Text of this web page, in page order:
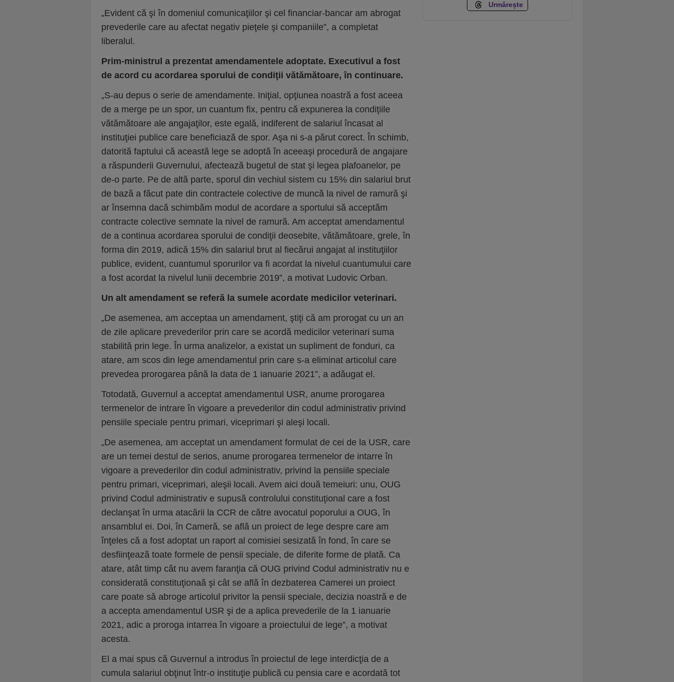
„Evident că şi în domeniul comunicaţiilor şi cel financiar-bancar am abrogat
prevederile care au afectat negativ pieţele şi companiile”, a completat
liberalul.
Prim-ministrul a prezentat amendamentele adoptate. Executivul a fost
de acord cu acordarea sporului de condiţii vătămătoare, în continuare.
„S-au depus o serie de amendamente. Iniţial, opţiunea noastră a fost aceea
de a merge pe un spor, un cuantum fix, pentru că expunerea la condiţiile
vătămătoare ale angajaţilor, este egală, indiferent de salariul încasat al
instituţiei publice care beneficiază de spor. Aşa ni s-a părut corect. În schimb,
datorită faptului că această lege se adoptă în aceeaşi procedură de angajare
a răspunderii Guvernului, afectează bugetul de stat şi legea plafoanelor, pe
de-o parte. Pe de altă parte, sporul din vechiul sistem cu 15% din salariul brut
de bază a făcut pate din contractele colective de muncă la nivel de ramură şi
ar însemna dacă schimbăm modul de acordare a sportului să acceptăm
contracte colective semnate la nivel de ramură. Am acceptat amendamentul
de a continua acordarea sporului de condiţii deosebite, vătămătoare, grele, în
forma din 2019, adică 15% din salariul brut al fiecărui angajat al instituţiilor
publice, evident, cuantumul sporurilor va fi acordat la nivelul cuantumului care
a fost acordat la nivelul lunii decembrie 2019”, a motivat Ludovic Orban.
Un alt amendament se referă la sumele acordate medicilor veterinari.
„De asemenea, am acceptaa un amendament, ştiţi că am prorogat cu un an
de zile aplicare prevederilor prin care se acordă medicilor veterinari suma
stabilită prin lege. În urma analizelor, a existat un supliment de fonduri, ca
atare, am scos din lege amendamentul prin care s-a eliminat articolul care
prevedea prorogarea până la data de 1 ianuarie 2021”, a adăugat el.
Totodată, Guvernul a acceptat amendamentul USR, anume prorogarea
termenelor de intrare în vigoare a prevederilor din codul administrativ privind
pensiile speciale pentru primari, viceprimari şi aleşi locali.
„De asemenea, am acceptat un amendament formulat de cei de la USR, care
are un temei destul de serios, anume prorogarea termenelor de intarre în
vigoare a prevederilor din codul administrativ, privind la pensiile speciale
pentru primari, viceprimari, aleşii locali. Avem aici două temeiuri: unu, OUG
privind Codul administrativ e supusă controlului constituţional care a fost
declanşat în urma atacării la CCR de către avocatul poporului a OUG, în
ansamblul ei. Doi, în Cameră, se află un proiect de lege despre care am
înţeles că a fost adoptat un raport al comisiei sesizată în fond, în care se
desfiinţează toate formele de pensii speciale, de diferite forme de plată. Ca
atare, atât timp cât nu avem faranţia că OUG privind Codul administrativ nu e
considerată constituţionaă şi cât se află în dezbaterea Camerei un proiect
care poate să abroge articolul privitor la pensii speciale, decizia noastră e de
a accepta amendamentul USR şi de a aplica prevederile de la 1 ianuarie
2021, adic a proroga intarrea în vigoare a proiectului de lege”, a motivat
acesta.
El a mai spus că Guvernul a introdus în proiectul de lege interdicţia de a
cumula salariul obţinut într-o instituţie publică cu pensia care e acordată tot
Urmărește